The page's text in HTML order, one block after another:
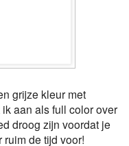
grijze kleur met
aan als full color over
droog zijn voordat je
de tijd voor!